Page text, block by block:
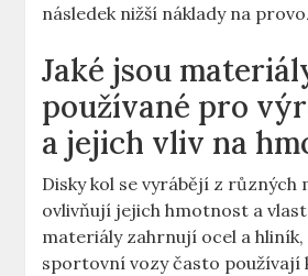
následek nižší náklady na
Jaké jsou⁣
používané pro
a jejich vliv na‍
Disky kol ‌se vyrábějí z
ovlivňují jejich hmotnost a
materiály zahrnují ocel a
sportovní vozy často ​používají